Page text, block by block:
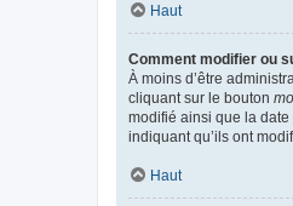
Haut
Comment modifier ou
À moins d’être
cliquant sur le bouton
modifié ainsi que la
indiquant qu’ils ont
Haut